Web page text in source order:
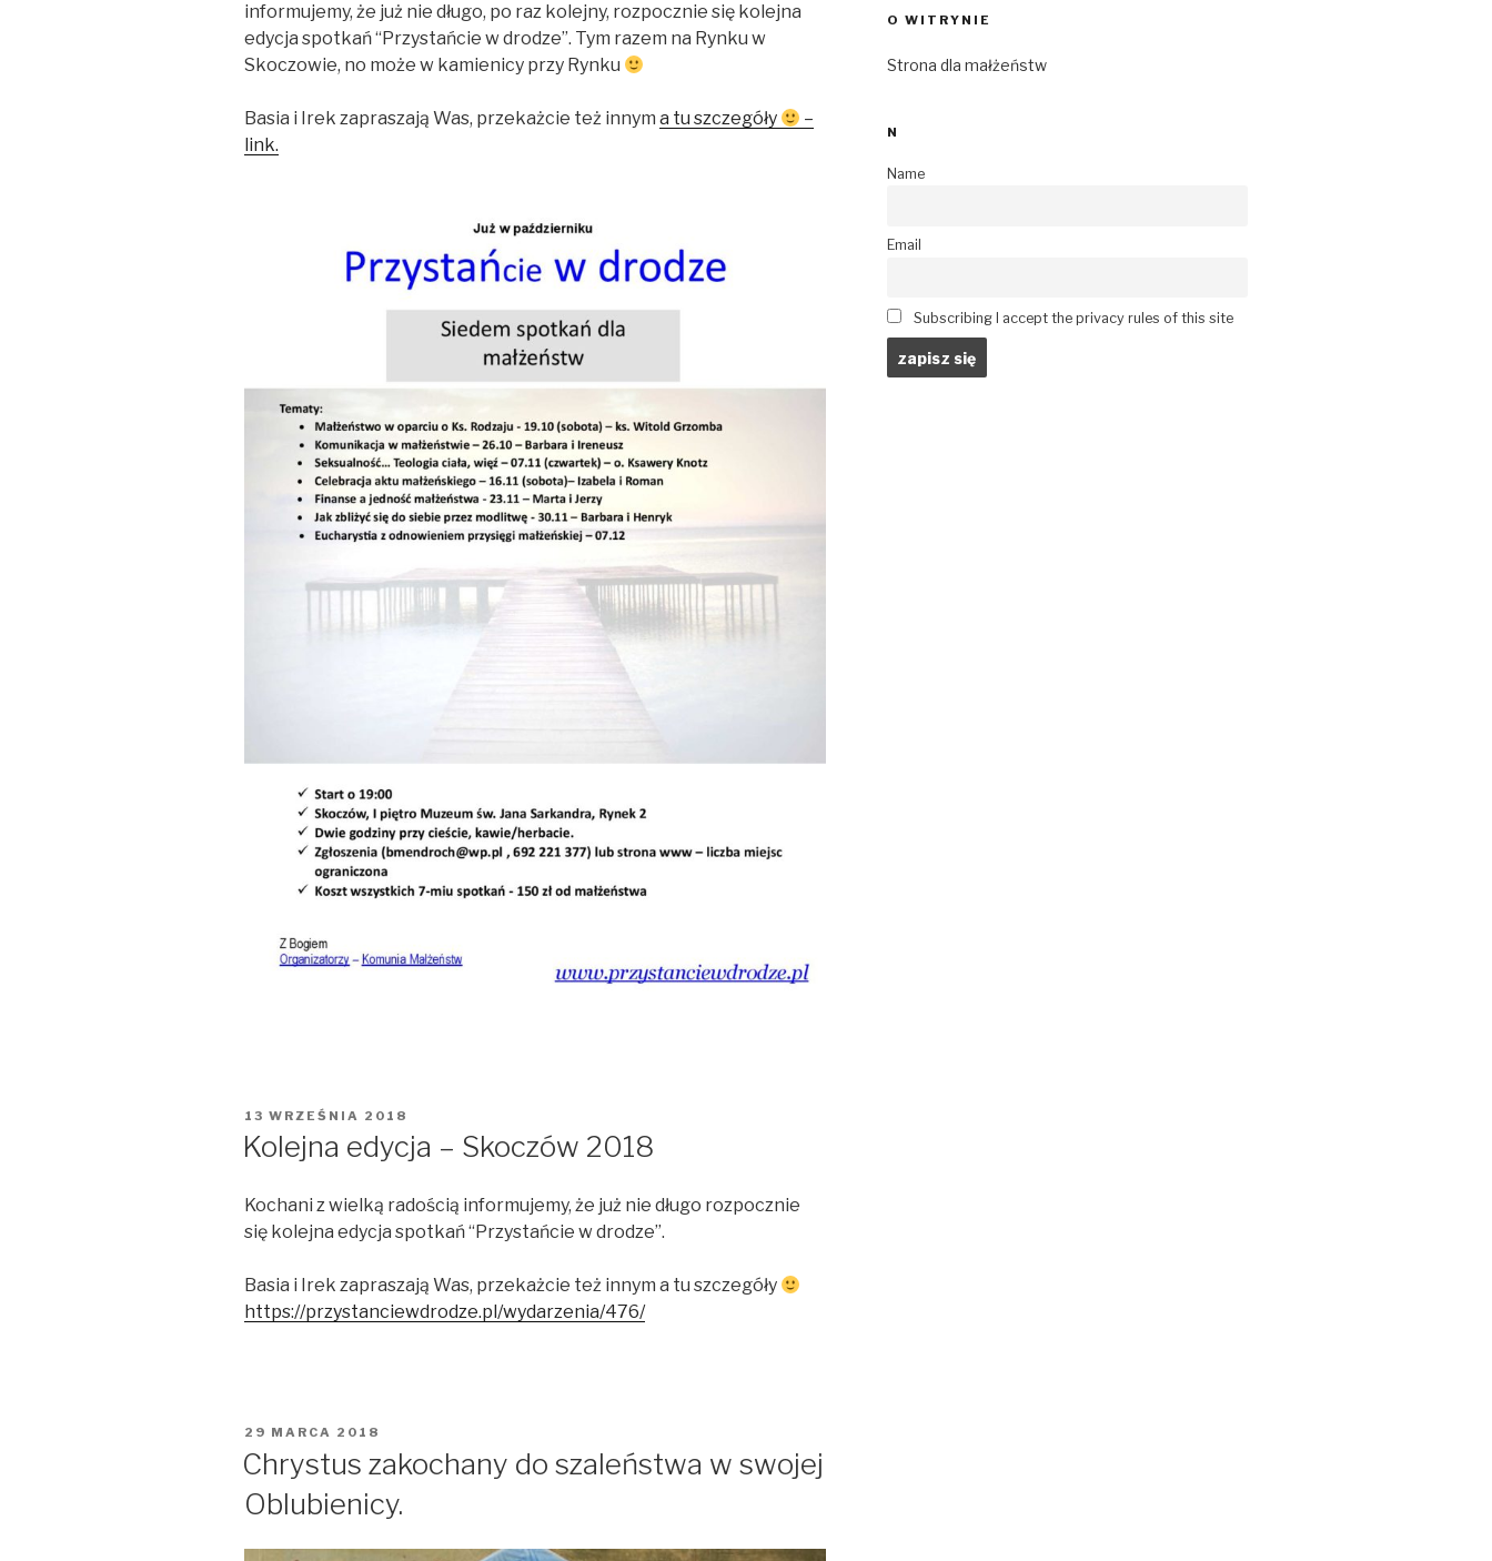
informujemy, że już nie długo, po raz kolejny, rozpocznie się kolejna
edycja spotkań “Przystańcie w drodze”. Tym razem na Rynku w
Skoczowie, no może w kamienicy przy Rynku
Basia i Irek zapraszają Was, przekażcie też innym a tu szczegóły
–
link.
OPUBLIKOWANE
13 WRZEŚNIA 2018
Kolejna edycja – Skoczów 2018
Kochani z wielką radością informujemy, że już nie długo rozpocznie
się kolejna edycja spotkań “Przystańcie w drodze”.
Basia i Irek zapraszają Was, przekażcie też innym a tu szczegóły
https://przystanciewdrodze.pl/wydarzenia/476/
OPUBLIKOWANE
29 MARCA 2018
Chrystus zakochany do szaleństwa w swojej
Oblubienicy.
O WITRYNIE
Strona dla małżeństw
N
Name
Email
Subscribing I accept the privacy rules of this site